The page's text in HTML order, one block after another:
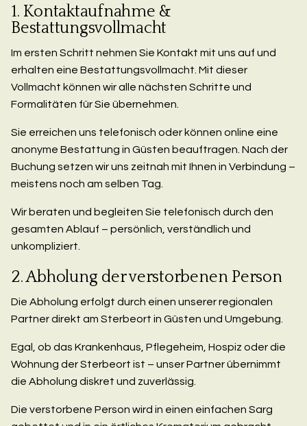
1. Kontaktaufnahme &
Bestattungsvollmacht
Im ersten Schritt nehmen Sie Kontakt mit uns auf und
erhalten eine Bestattungsvollmacht. Mit dieser
Vollmacht können wir alle nächsten Schritte und
Formalitäten für Sie übernehmen.
Sie erreichen uns telefonisch oder können online eine
anonyme Bestattung in Güsten beauftragen. Nach der
Buchung setzen wir uns zeitnah mit Ihnen in Verbindung –
meistens noch am selben Tag.
Wir beraten und begleiten Sie telefonisch durch den
gesamten Ablauf – persönlich, verständlich und
unkompliziert.
2. Abholung der verstorbenen Person
Die Abholung erfolgt durch einen unserer regionalen
Partner direkt am Sterbeort in Güsten und Umgebung.
Egal, ob das Krankenhaus, Pflegeheim, Hospiz oder die
Wohnung der Sterbeort ist – unser Partner übernimmt
die Abholung diskret und zuverlässig.
Die verstorbene Person wird in einen einfachen Sarg